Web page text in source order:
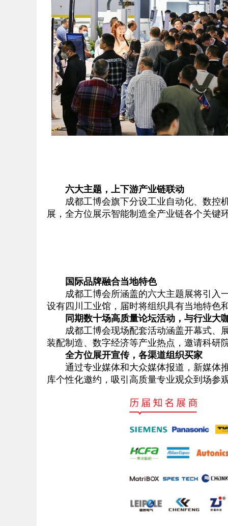
六大主题，上下游产业链联动
成都工博会旗下分设工业自动化、数控机
展，全方位展示智能制造全产业链各个关键
国际品牌融合当地特色
成都工博会所涵盖的六大主题展将引入一
设有四川工业馆，届时将组织具有当地特色
同期数十场高质量论坛活动，与行业大
成都工博会现场配套活动涵盖开幕式、展
装配制造、数字经济等产业热点，邀请科研
全方位展开宣传，各渠道组织买家
通过专业媒体和大众媒体报道，新媒体推
库个性化邀约，吸引高质量专业观众到场参